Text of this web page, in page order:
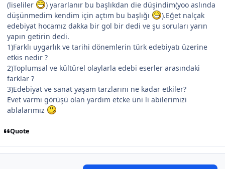
(liseliler
) yararlanır bu başlıkdan die düşindim(yoo aslında
düşünmedim kendim için açtım bu başlığı
).Eğet nalçak
edebiyat hocamız dakka bir gol bir dedi ve şu soruları yarın
yapın getirin dedi.
1)Farklı uygarlık ve tarihi dönemlerin türk edebiyatı üzerine
etkis nedir ?
2)Toplumsal ve kültürel olaylarla edebi eserler arasındaki
farklar ?
3)Edebiyat ve sanat yaşam tarzlarını ne kadar etkiler?
Evet varmı görüşü olan yardım etcke üni li abilerimizi
ablalarımız
Quote